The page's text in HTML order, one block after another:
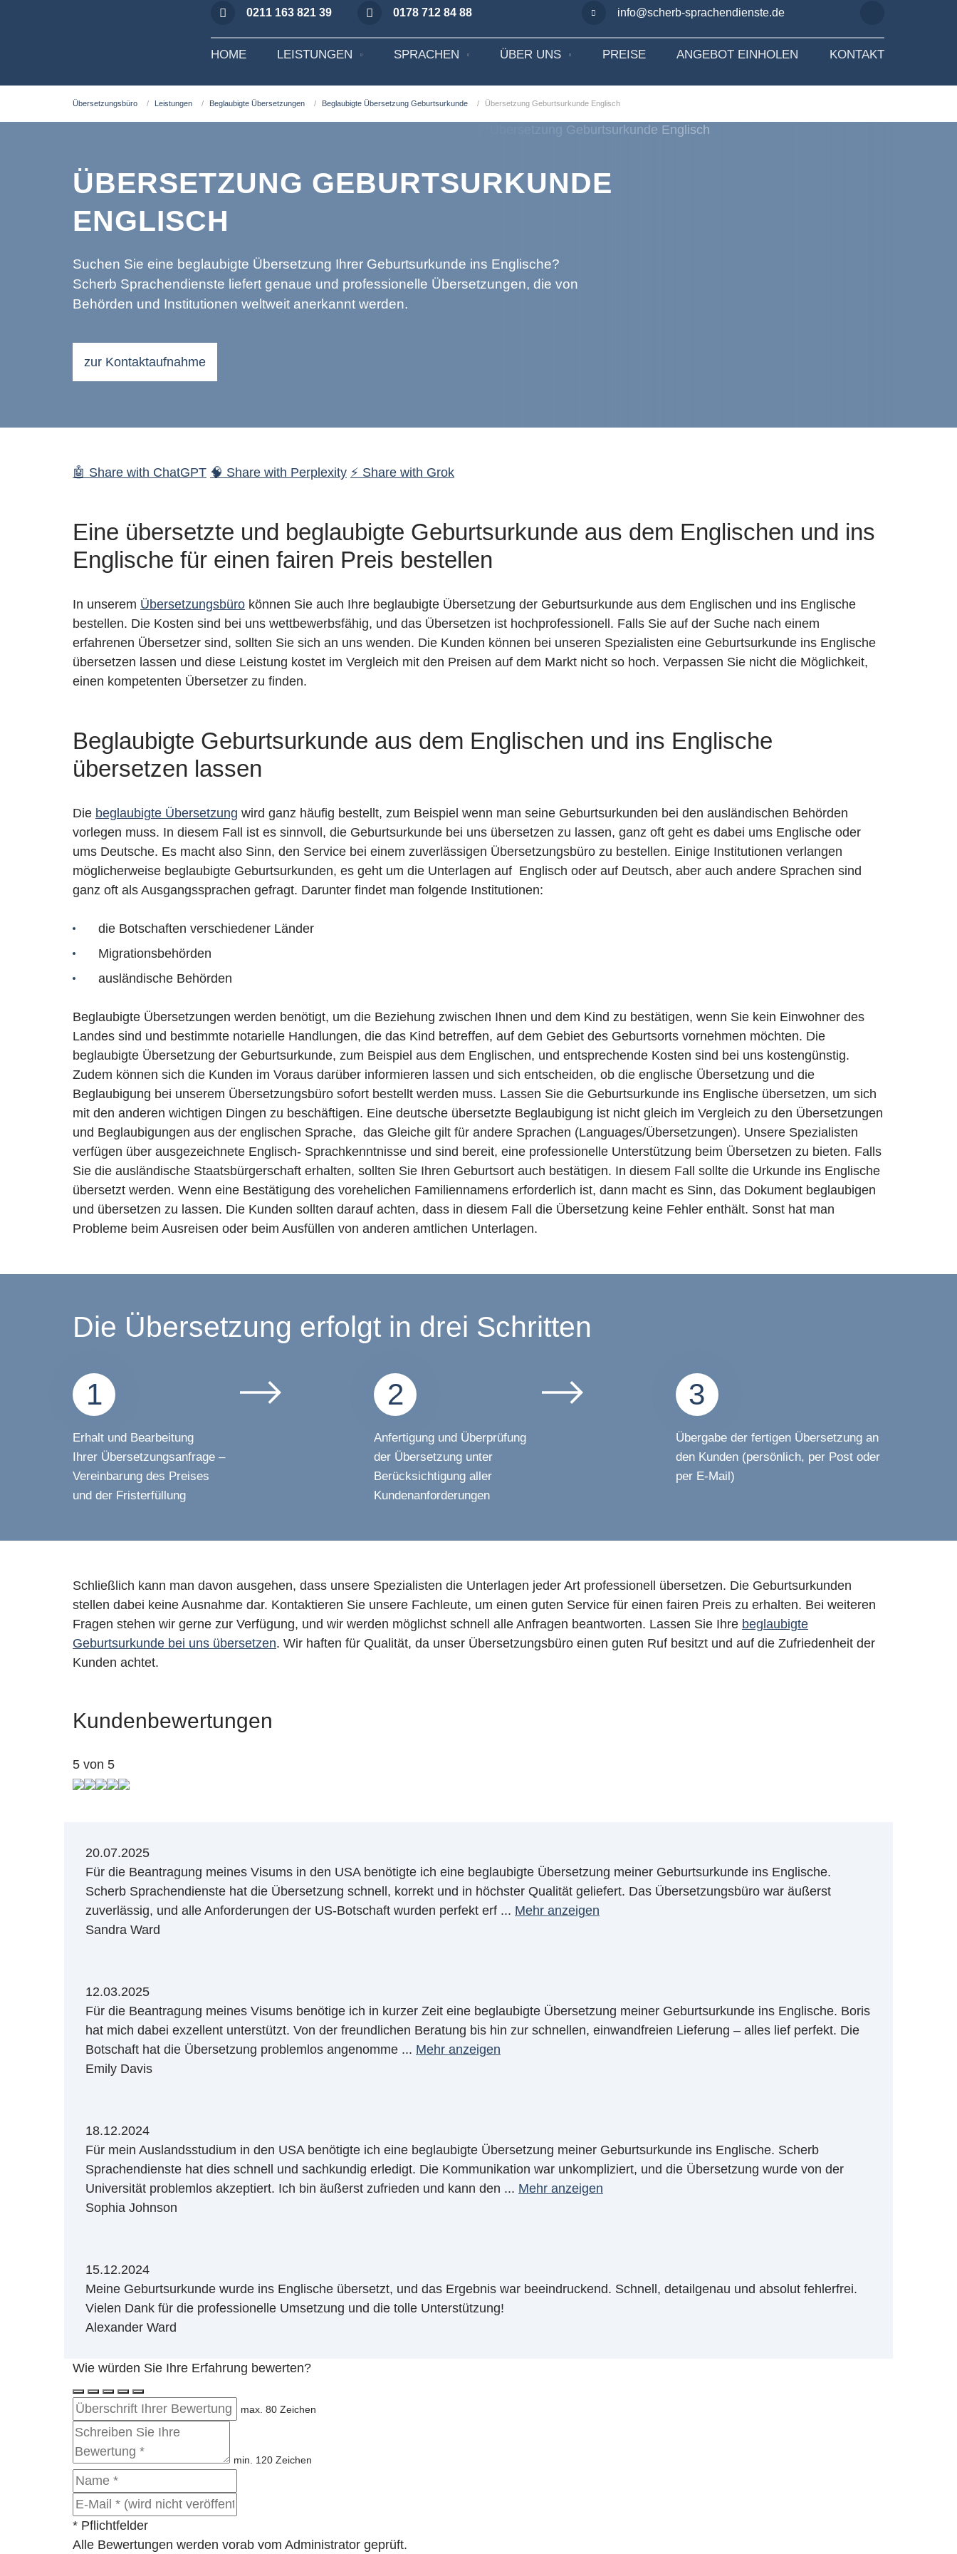
0211 163 821 39 0178 712 84 88 info@scherb-sprachendienste.de
HOME LEISTUNGEN SPRACHEN ÜBER UNS PREISE ANGEBOT EINHOLEN KONTAKT
Übersetzungsbüro Leistungen Beglaubigte Übersetzungen Beglaubigte Übersetzung Geburtsurkunde Übersetzung Geburtsurkunde Englisch
ÜBERSETZUNG GEBURTSURKUNDE
ENGLISCH
Suchen Sie eine beglaubigte Übersetzung Ihrer Geburtsurkunde ins Englische?
Scherb Sprachendienste liefert genaue und professionelle Übersetzungen, die von
Behörden und Institutionen weltweit anerkannt werden.
zur Kontaktaufnahme
🤖 Share with ChatGPT 🧠 Share with Perplexity ⚡ Share with Grok
Eine übersetzte und beglaubigte Geburtsurkunde aus dem Englischen und ins
Englische für einen fairen Preis bestellen
In unserem Übersetzungsbüro können Sie auch Ihre beglaubigte Übersetzung der Geburtsurkunde aus dem Englischen und ins Englische
bestellen. Die Kosten sind bei uns wettbewerbsfähig, und das Übersetzen ist hochprofessionell. Falls Sie auf der Suche nach einem
erfahrenen Übersetzer sind, sollten Sie sich an uns wenden. Die Kunden können bei unseren Spezialisten eine Geburtsurkunde ins Englische
übersetzen lassen und diese Leistung kostet im Vergleich mit den Preisen auf dem Markt nicht so hoch. Verpassen Sie nicht die Möglichkeit,
einen kompetenten Übersetzer zu finden.
Beglaubigte Geburtsurkunde aus dem Englischen und ins Englische
übersetzen lassen
Die beglaubigte Übersetzung wird ganz häufig bestellt, zum Beispiel wenn man seine Geburtsurkunden bei den ausländischen Behörden
vorlegen muss. In diesem Fall ist es sinnvoll, die Geburtsurkunde bei uns übersetzen zu lassen, ganz oft geht es dabei ums Englische oder
ums Deutsche. Es macht also Sinn, den Service bei einem zuverlässigen Übersetzungsbüro zu bestellen. Einige Institutionen verlangen
möglicherweise beglaubigte Geburtsurkunden, es geht um die Unterlagen auf Englisch oder auf Deutsch, aber auch andere Sprachen sind
ganz oft als Ausgangssprachen gefragt. Darunter findet man folgende Institutionen:
die Botschaften verschiedener Länder
Migrationsbehörden
ausländische Behörden
Beglaubigte Übersetzungen werden benötigt, um die Beziehung zwischen Ihnen und dem Kind zu bestätigen, wenn Sie kein Einwohner des
Landes sind und bestimmte notarielle Handlungen, die das Kind betreffen, auf dem Gebiet des Geburtsorts vornehmen möchten. Die
beglaubigte Übersetzung der Geburtsurkunde, zum Beispiel aus dem Englischen, und entsprechende Kosten sind bei uns kostengünstig.
Zudem können sich die Kunden im Voraus darüber informieren lassen und sich entscheiden, ob die englische Übersetzung und die
Beglaubigung bei unserem Übersetzungsbüro sofort bestellt werden muss. Lassen Sie die Geburtsurkunde ins Englische übersetzen, um sich
mit den anderen wichtigen Dingen zu beschäftigen. Eine deutsche übersetzte Beglaubigung ist nicht gleich im Vergleich zu den Übersetzungen
und Beglaubigungen aus der englischen Sprache, das Gleiche gilt für andere Sprachen (Languages/Übersetzungen). Unsere Spezialisten
verfügen über ausgezeichnete Englisch- Sprachkenntnisse und sind bereit, eine professionelle Unterstützung beim Übersetzen zu bieten. Falls
Sie die ausländische Staatsbürgerschaft erhalten, sollten Sie Ihren Geburtsort auch bestätigen. In diesem Fall sollte die Urkunde ins Englische
übersetzt werden. Wenn eine Bestätigung des vorehelichen Familiennamens erforderlich ist, dann macht es Sinn, das Dokument beglaubigen
und übersetzen zu lassen. Die Kunden sollten darauf achten, dass in diesem Fall die Übersetzung keine Fehler enthält. Sonst hat man
Probleme beim Ausreisen oder beim Ausfüllen von anderen amtlichen Unterlagen.
Die Übersetzung erfolgt in drei Schritten
1
Erhalt und Bearbeitung
Ihrer Übersetzungsanfrage –
Vereinbarung des Preises
und der Fristerfüllung
2
Anfertigung und Überprüfung
der Übersetzung unter
Berücksichtigung aller
Kundenanforderungen
3
Übergabe der fertigen Übersetzung an
den Kunden (persönlich, per Post oder
per E-Mail)
Schließlich kann man davon ausgehen, dass unsere Spezialisten die Unterlagen jeder Art professionell übersetzen. Die Geburtsurkunden
stellen dabei keine Ausnahme dar. Kontaktieren Sie unsere Fachleute, um einen guten Service für einen fairen Preis zu erhalten. Bei weiteren
Fragen stehen wir gerne zur Verfügung, und wir werden möglichst schnell alle Anfragen beantworten. Lassen Sie Ihre beglaubigte
Geburtsurkunde bei uns übersetzen. Wir haften für Qualität, da unser Übersetzungsbüro einen guten Ruf besitzt und auf die Zufriedenheit der
Kunden achtet.
Kundenbewertungen
5 von 5
20.07.2025
Für die Beantragung meines Visums in den USA benötigte ich eine beglaubigte Übersetzung meiner Geburtsurkunde ins Englische.
Scherb Sprachendienste hat die Übersetzung schnell, korrekt und in höchster Qualität geliefert. Das Übersetzungsbüro war äußerst
zuverlässig, und alle Anforderungen der US-Botschaft wurden perfekt erf ... Mehr anzeigen
Sandra Ward
12.03.2025
Für die Beantragung meines Visums benötige ich in kurzer Zeit eine beglaubigte Übersetzung meiner Geburtsurkunde ins Englische. Boris
hat mich dabei exzellent unterstützt. Von der freundlichen Beratung bis hin zur schnellen, einwandfreien Lieferung – alles lief perfekt. Die
Botschaft hat die Übersetzung problemlos angenomme ... Mehr anzeigen
Emily Davis
18.12.2024
Für mein Auslandsstudium in den USA benötigte ich eine beglaubigte Übersetzung meiner Geburtsurkunde ins Englische. Scherb
Sprachendienste hat dies schnell und sachkundig erledigt. Die Kommunikation war unkompliziert, und die Übersetzung wurde von der
Universität problemlos akzeptiert. Ich bin äußerst zufrieden und kann den ... Mehr anzeigen
Sophia Johnson
15.12.2024
Meine Geburtsurkunde wurde ins Englische übersetzt, und das Ergebnis war beeindruckend. Schnell, detailgenau und absolut fehlerfrei.
Vielen Dank für die professionelle Umsetzung und die tolle Unterstützung!
Alexander Ward
Wie würden Sie Ihre Erfahrung bewerten?
max. 80 Zeichen
min. 120 Zeichen
* Pflichtfelder
Alle Bewertungen werden vorab vom Administrator geprüft.